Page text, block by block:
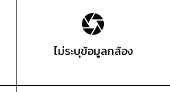
ไม่ระบุข้อมูลกล้อง